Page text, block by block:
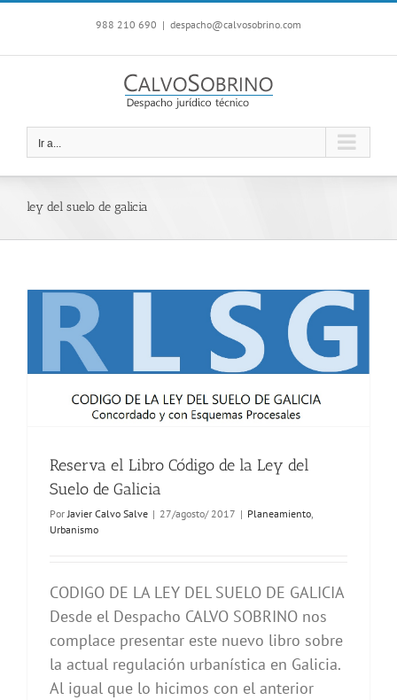
contenido
988 210 690 | despacho@calvosobrino.com
Ir a...
ley del suelo de galicia
Reserva el Libro Código de la Ley del
Suelo de Galicia
PorJavier Calvo Salve | 27/agosto/ 2017 | Planeamiento,
Urbanismo
CODIGO DE LA LEY DEL SUELO DE GALICIA
Desde el Despacho CALVO SOBRINO nos
complace presentar este nuevo libro sobre
la actual regulación urbanística en Galicia.
Al igual que lo hicimos con el anterior